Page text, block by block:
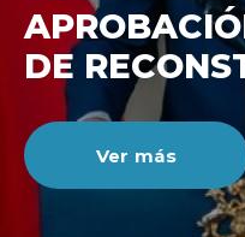
modo
DE
NACIONAL
Ver más